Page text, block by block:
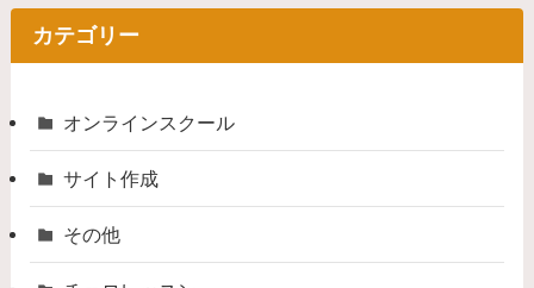
カテゴリー
オンラインスクール
サイト作成
その他